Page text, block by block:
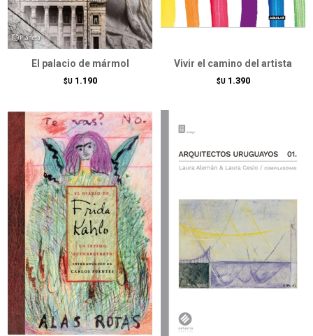
El palacio de mármol
$U 1.190
Vivir el camino del artista
$U 1.390